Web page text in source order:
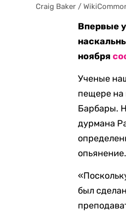
Craig Baker /
Впервые
ноября
Ученые
пещере на
Барбары.
дурмана
опьянение.
был